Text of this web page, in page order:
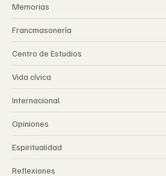
Memorias
Francmasonería
Centro de Estudios
Vida cívica
Internacional
Opiniones
Espiritualidad
Reflexiones